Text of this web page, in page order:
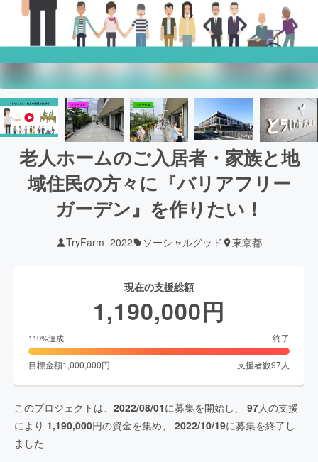
老人ホームのご入居者・家族と地
域住民の方々に『バリアフリー
ガーデン』を作りたい！
TryFarm_2022 ソーシャルグッド 東京都
現在の支援総額
1,190,000円
119%達成 終了
目標金額1,000,000円 支援者数97人
このプロジェクトは、 2022/08/01に募集を開始し、 97人の支援
により 1,190,000円の資金を集め、 2022/10/19に募集を終了し
ました